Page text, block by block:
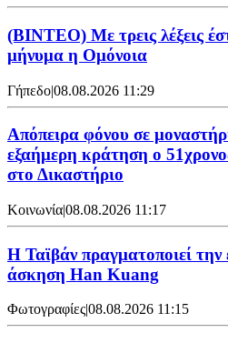
(ΒΙΝΤΕΟ) Με τρεις λέξεις
μήνυμα η Ομόνοια
Γήπεδο|08.08.2026 11:29
Απόπειρα φόνου σε
εξαήμερη κράτηση ο
στο Δικαστήριο
Κοινωνία|08.08.2026 11:17
Η Ταϊβάν πραγματοποιεί την
άσκηση Han Kuang
Φωτογραφίες|08.08.2026 11:15